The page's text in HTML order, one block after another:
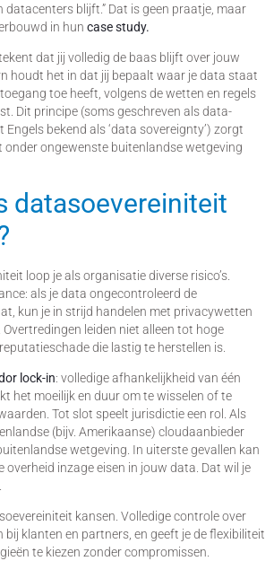
datacenters blijft.” Dat is geen praatje, maar
in hun case study.
dat jij volledig de baas blijft over jouw
houdt het in dat jij bepaalt waar je data staat
toe heeft, volgens de wetten en regels
Dit principe (soms geschreven als data-
Engels bekend als ‘data sovereignty’) zorgt
onder ongewenste buitenlandse wetgeving
datasoevereiniteit
loop je als organisatie diverse risico’s.
als je data ongecontroleerd de
kun je in strijd handelen met privacywetten
Overtredingen leiden niet alleen tot hoge
die lastig te herstellen is.
lock-in: volledige afhankelijkheid van één
het moeilijk en duur om te wisselen of te
Tot slot speelt jurisdictie een rol. Als
(bijv. Amerikaanse) cloudaanbieder
wetgeving. In uiterste gevallen kan
overheid inzage eisen in jouw data. Dat wil je
kansen. Volledige controle over
klanten en partners, en geeft je de flexibiliteit
te kiezen zonder compromissen.